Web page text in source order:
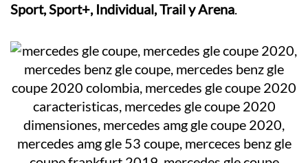
Sport, Sport+, Individual, Trail y Arena.